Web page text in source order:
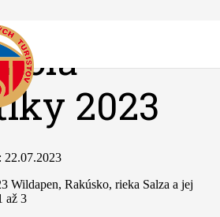
2023
22.07.2023
Wildapen, Rakúsko, rieka Salza a jej
až 3